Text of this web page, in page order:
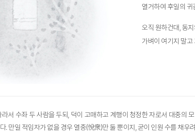
열거하여 후일의
오직 원하건대, 동
가벼이 여기지 말
라서 수좌 두 사람을 두되, 덕이 고매하고 계행이 청정한 자로서 대중의
. 만일 적임자가 없을 경우 열중(悅衆)만 둘 뿐이지, 굳이 인원 수를 채우